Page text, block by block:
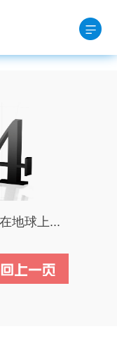
地球上...